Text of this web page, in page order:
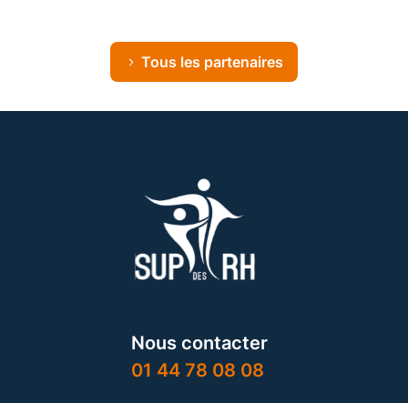
Tous les partenaires
Nous contacter
01 44 78 08 08